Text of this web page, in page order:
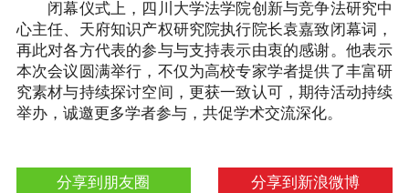
闭幕仪式上，四川大学法学院创新与竞争法研究中
心主任、天府知识产权研究院执行院长袁嘉致闭幕词，
再此对各方代表的参与与支持表示由衷的感谢。他表示
本次会议圆满举行，不仅为高校专家学者提供了丰富研
究素材与持续探讨空间，更获一致认可，期待活动持续
举办，诚邀更多学者参与，共促学术交流深化。
分享到新浪微博
分享到朋友圈